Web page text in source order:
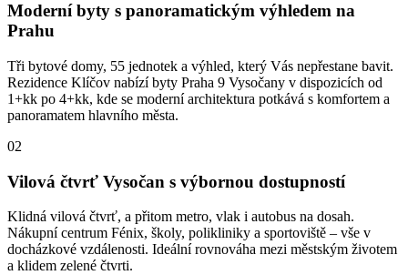
Moderní byty s panoramatickým výhledem na
Prahu
Tři bytové domy, 55 jednotek a výhled, který Vás nepřestane bavit.
Rezidence Klíčov nabízí byty Praha 9 Vysočany v dispozicích od
1+kk po 4+kk, kde se moderní architektura potkává s komfortem a
panoramatem hlavního města.
02
Vilová čtvrť Vysočan s výbornou dostupností
Klidná vilová čtvrť, a přitom metro, vlak i autobus na dosah.
Nákupní centrum Fénix, školy, polikliniky a sportoviště – vše v
docházkové vzdálenosti. Ideální rovnováha mezi městským životem
a klidem zelené čtvrti.